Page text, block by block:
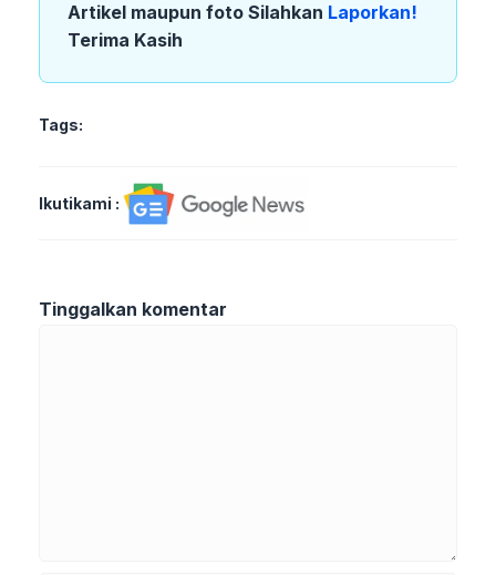
Artikel maupun foto Silahkan Laporkan!
Terima Kasih
Tags:
Ikutikami :
Tinggalkan komentar